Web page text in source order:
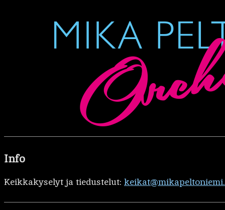
Info
Keikkakyselyt ja tiedustelut: